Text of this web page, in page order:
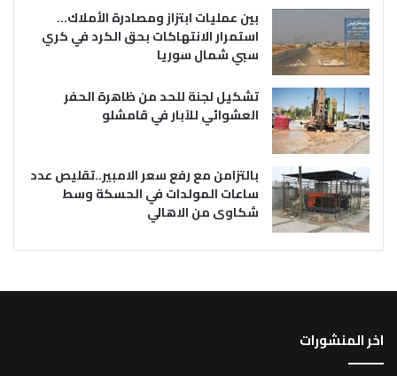
بين عمليات ابتزاز ومصادرة الأملاك…
استمرار الانتهاكات بحق الكرد في كري
سبي شمال سوريا
تشكيل لجنة للحد من ظاهرة الحفر
العشوائي للآبار في قامشلو
بالتزامن مع رفع سعر الامبير..تقليص عدد
ساعات المولدات في الحسكة وسط
شكاوى من الاهالي
اخر المنشورات